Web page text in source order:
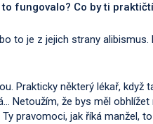
fungovalo? Co by ti
to je z jejich strany
Prakticky některý lékař, když
Netoužím, že bys měl obhlížet
pravomoci, jak říká manžel,